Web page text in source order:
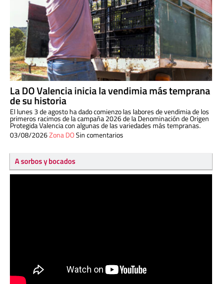
La DO Valencia inicia la vendimia más temprana
de su historia
El lunes 3 de agosto ha dado comienzo las labores de vendimia de los
primeros racimos de la campaña 2026 de la Denominación de Origen
Protegida Valencia con algunas de las variedades más tempranas.
03/08/2026Zona DOSin comentarios
A sorbos y bocados